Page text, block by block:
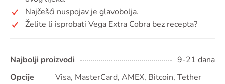
Najčešći nuspojav je glavobolja.
Želite li isprobati Vega Extra Cobra bez recepta?
Najbolji proizvodi
9-21 dana
Opcije
Visa, MasterCard, AMEX, Bitcoin, Tether